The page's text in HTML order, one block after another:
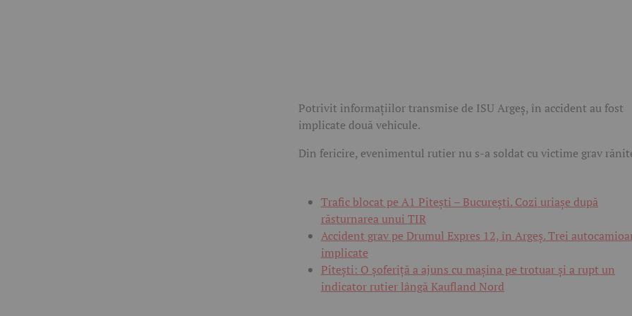
Potrivit informațiilor transmise de ISU Argeș, în accident au fost
implicate două vehicule.
Din fericire, evenimentul rutier nu s-a soldat cu victime grav
Trafic blocat pe A1 Pitești – București. Cozi uriașe după
răsturnarea unui TIR
Accident grav pe Drumul Expres 12, în Argeș. Trei
implicate
Pitești: O șoferiță a ajuns cu mașina pe trotuar și a rupt un
indicator rutier lângă Kaufland Nord